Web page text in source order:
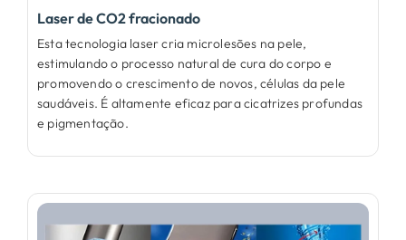
Laser de CO2 fracionado
Esta tecnologia laser cria microlesões na pele,
estimulando o processo natural de cura do corpo e
promovendo o crescimento de novos, células da pele
saudáveis. É altamente eficaz para cicatrizes profundas
e pigmentação.